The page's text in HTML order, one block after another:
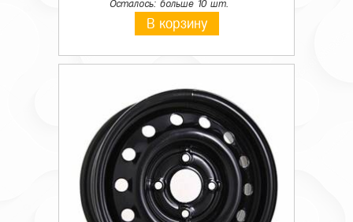
Осталось: больше 10 шт.
В корзину